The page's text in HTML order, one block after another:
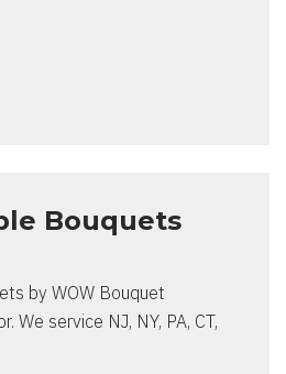
Bouquets
by WOW Bouquet
We service NJ, NY, PA, CT,